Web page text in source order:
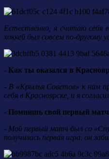
Естественно, я считаю себя
хоккей был совсем по-
- Как ты оказался в
- В «Крылья Советов» к нам
себя в Красноярске, и я
- Помнишь свой первый
- Мой первый матч был со
получилась первая игра, он